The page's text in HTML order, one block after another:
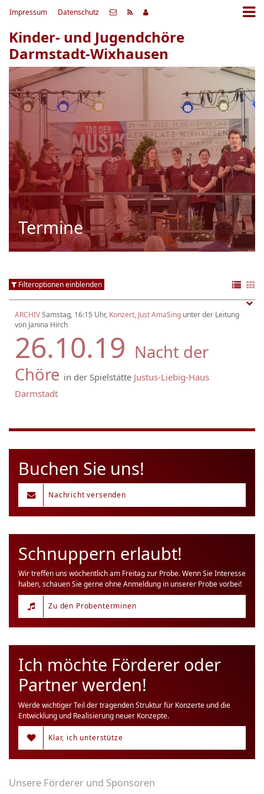
Impressum Datenschutz
Kinder- und Jugendchöre
Darmstadt-Wixhausen
Termine
Filteroptionen einblenden
ARCHIVSamstag, 16:15 Uhr, Konzert, Just AmaSing unter der Leitung
von Janina Hirch
26.10.19 Nacht der
Chöre in der Spielstätte Justus-Liebig-Haus
Darmstadt
Buchen Sie uns!
Nachricht versenden
Schnuppern erlaubt!
Wir treffen uns wöchentlich am Freitag zur Probe. Wenn Sie Interesse
haben, schauen Sie gerne ohne Anmeldung in unserer Probe vorbei!
Zu den Probenterminen
Ich möchte Förderer oder
Partner werden!
Werde wichtiger Teil der tragenden Struktur für Konzerte und die
Entwicklung und Realisierung neuer Konzepte.
Klar, ich unterstütze
Unsere Förderer und Sponsoren